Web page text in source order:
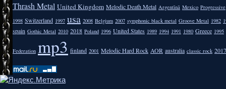
Thrash Metal United Kingdom Melodic Death Metal Argentīnā Mexico Progressive
1998 Switzerland 1997 usa 2008 Belgium 2007 symphonic black metal Groove Metal 1982
spain Gothic Metal 2010 2018 Poland 1996 United States 1989 1994 1991 1980 Greece 1995
Federation mp3 finland 2001 Melodic Hard Rock AOR australia classic rock 2017